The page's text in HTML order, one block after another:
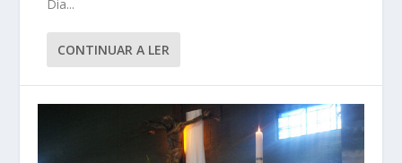
Dia...
CONTINUAR A LER